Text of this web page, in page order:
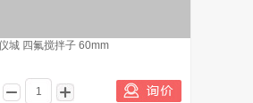
城 四氟搅拌子 60mm